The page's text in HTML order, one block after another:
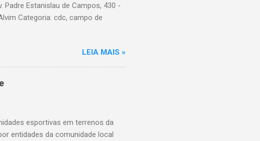
Padre Estanislau de Campos, 430 -
Categoria: cdc, campo de
LEIA MAIS »
esportivas em terrenos da
entidades da comunidade local